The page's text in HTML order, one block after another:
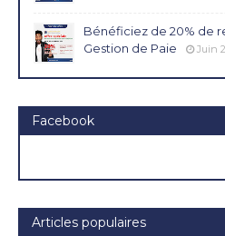
Bénéficiez de 20% de
Gestion de Paie
Juin
Facebook
Articles populaires